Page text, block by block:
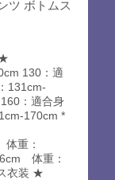
ツ ボトムス
130：適
131cm-
：適合身
170cm *
重：
体重：
衣装 ★